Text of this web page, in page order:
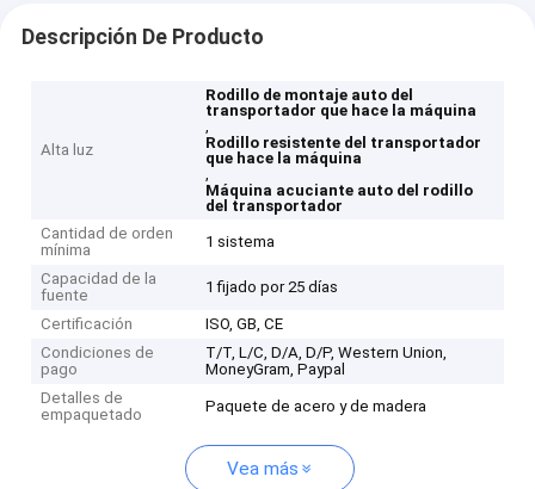
Descripción De Producto
Alta luz
Rodillo de montaje auto del
transportador que hace la máquina
,
Rodillo resistente del transportador
que hace la máquina
,
Máquina acuciante auto del rodillo
del transportador
Cantidad de orden
mínima
1 sistema
Capacidad de la
fuente
1 fijado por 25 días
Certificación
ISO, GB, CE
Condiciones de
pago
T/T, L/C, D/A, D/P, Western Union,
MoneyGram, Paypal
Detalles de
empaquetado
Paquete de acero y de madera
Vea más